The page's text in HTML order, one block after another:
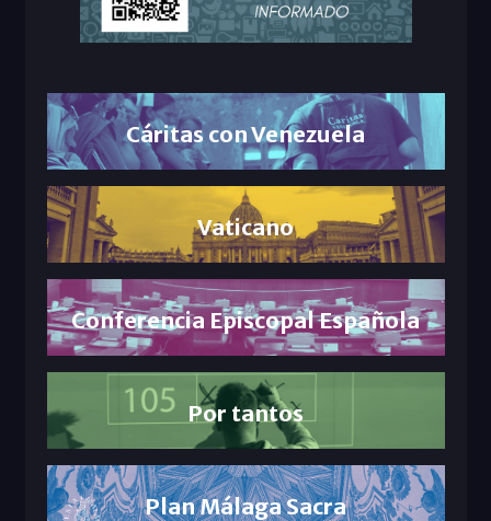
Cáritas con Venezuela
Vaticano
Conferencia Episcopal Española
Por tantos
Plan Málaga Sacra